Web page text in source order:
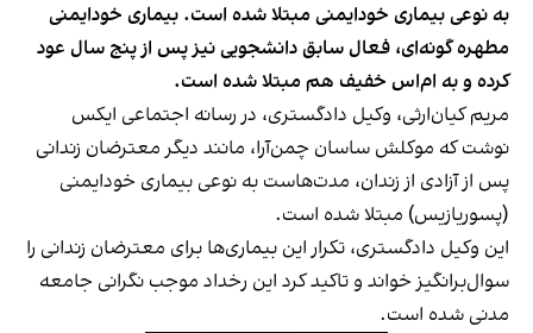
به نوعی بیماری خودایمنی مبتلا شده است. بیماری خودایمنی‌
مطهره گونه‌ای، فعال سابق دانشجویی نیز پس از پنج سال عود
کرده و به ام‌اس خفیف هم مبتلا شده است.
مریم کیان‌ارثی، وکیل دادگستری، در رسانه اجتماعی ایکس
نوشتکه موکلش ساسان چمن‌آرا، مانند دیگر معترضان زندانی
پس از آزادی از زندان، مدت‌هاست به نوعی بیماری خودایمنی
(پسوریازیس) مبتلا شده است.
این وکیل دادگستری، تکرار این بیماری‌ها برای معترضان زندانی را
سوال‌برانگیز خواند و تاکید کرد این رخداد موجب نگرانی جامعه
مدنی شده است.